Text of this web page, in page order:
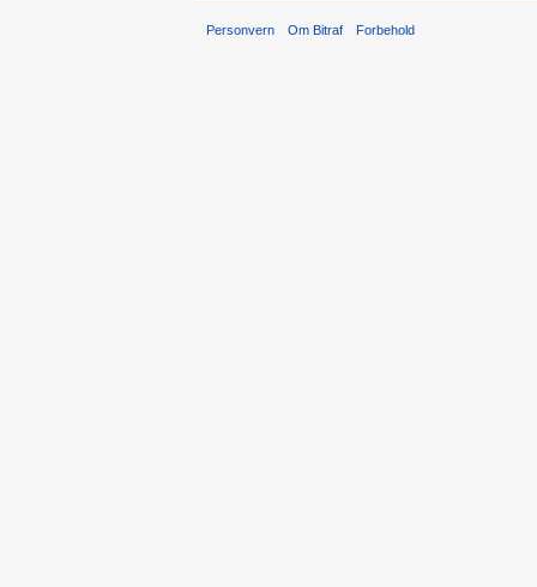
Personvern Om Bitraf Forbehold